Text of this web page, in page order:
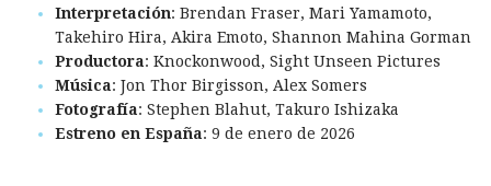
Interpretación: Brendan Fraser, Mari Yamamoto,
Takehiro Hira, Akira Emoto, Shannon Mahina Gorman
Productora: Knockonwood, Sight Unseen Pictures
Música: Jon Thor Birgisson, Alex Somers
Fotografía: Stephen Blahut, Takuro Ishizaka
Estreno en España: 9 de enero de 2026